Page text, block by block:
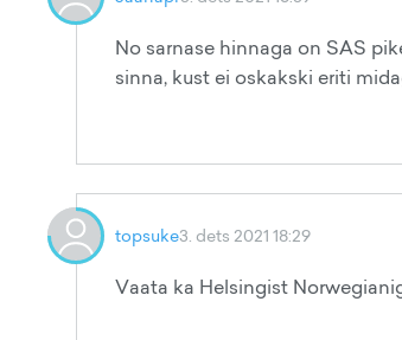
No sarnase hinnaga on SAS
sinna, kust ei oskakski eriti
topsuke3. dets 2021 18:29
Vaata ka Helsingist